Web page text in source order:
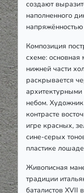
создают
наполненного
напряжённостью
Композиция
схеме: основная
нижней части
раскрывается
небом.
контрасте
игре красных,
сине-серых
пластике
Живописная
традиции
баталистов XVII